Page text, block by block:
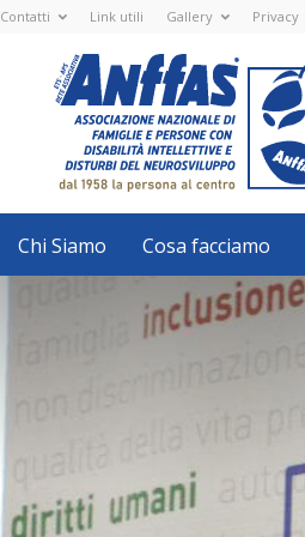
Contatti Link utili Gallery Privacy
Nazionale
ETS
-
APS
Associazione
Nazionale
di
Famiglie
e
con
disabilità
intellettive
neurosviluppo
Chi Siamo Cosa facciamo